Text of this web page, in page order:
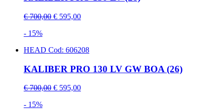
€ 700,00 € 595,00
- 15%
HEAD Cod: 606208
KALIBER PRO 130 LV GW BOA (26)
€ 700,00 € 595,00
- 15%